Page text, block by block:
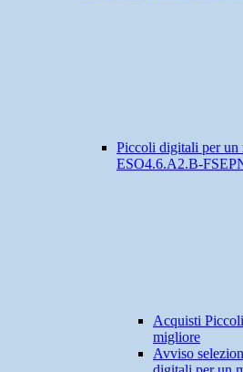
Piccoli digitali per un
ESO4.6.A2.B-
Acquisti
migliore
Avviso